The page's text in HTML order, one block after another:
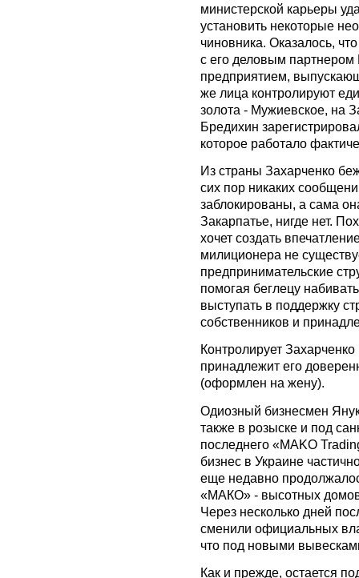
министерской карьеры
установить некоторые
чиновника. Оказалось,
с его деловым
предприятием,
же лица контролируют
золота - Мужиевское, на
Бредихин
которое работало
Из страны Захарченко
сих пор никаких
заблокированы, а сама
Закарпатье, нигде нет.
хочет создать
милиционера не
предпринимательские
помогая беглецу
выступать в поддержку
собственников и
Контролирует
принадлежит его
(оформлен на жену).
Одиозный бизнесмен
также в розыске и под
последнего «MAKO
бизнес в Украине
еще недавно
«МАКО» - высотных домов
Через несколько дней
сменили официальных
что под новыми
Как и прежде, остается